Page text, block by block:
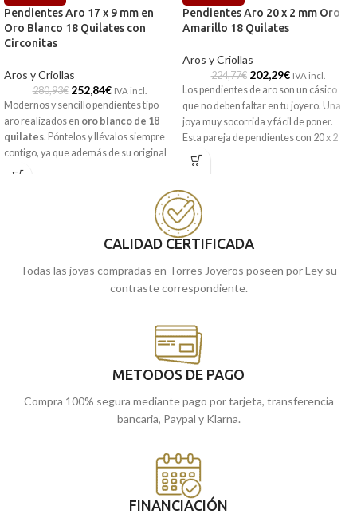
Pendientes Aro 17 x 9 mm en
Oro Blanco 18 Quilates con
Circonitas
Aros y Criollas
280,93€ 252,84€ IVA incl.
Modernos y sencillo pendientes tipo
aro realizados en oro blanco de 18
quilates. Póntelos y llévalos siempre
contigo, ya que además de su original
diseño, monta cierres tipo italianos que
Puedes encontrarlo en nuestras
prefieres, encargarlo online y te lo
Pendientes Aro 20 x 2 mm Oro
Amarillo 18 Quilates
Aros y Criollas
224,77€ 202,29€ IVA incl.
Los pendientes de aro son un cásico
que no deben faltar en tu joyero. Una
joya muy socorrida y fácil de poner.
Esta pareja de pendientes con 20 x 2
mm, está realizada en Oro amarillo de
18 quilates y son perfectos para ti.
Puedes encontrarlo en nuestras
tiendas de
prefieres, encargarlo online y te lo
enviamos a casa.
CALIDAD CERTIFICADA
Todas las joyas compradas en Torres Joyeros poseen por Ley su
contraste correspondiente.
METODOS DE PAGO
Compra 100% segura mediante pago por tarjeta, transferencia
bancaria, Paypal y Klarna.
FINANCIACIÓN